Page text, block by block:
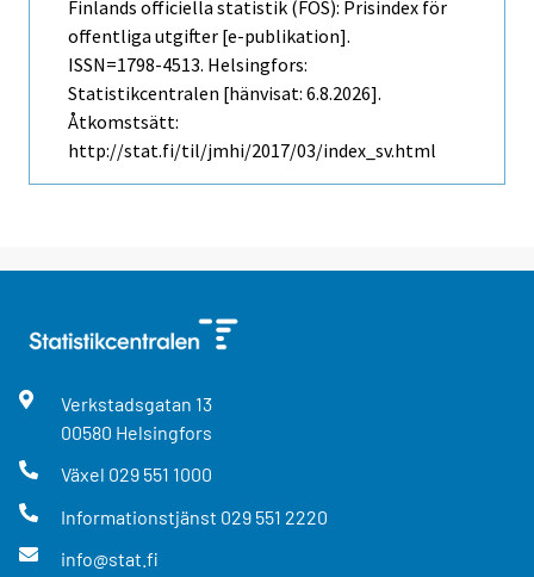
Finlands officiella statistik (FOS): Prisindex för
offentliga utgifter [e-publikation].
ISSN=1798-4513. Helsingfors:
Statistikcentralen [hänvisat: 6.8.2026].
Åtkomstsätt:
http://stat.fi/til/jmhi/2017/03/index_sv.html
Verkstadsgatan 13
00580 Helsingfors
Växel 029 551 1000
Informationstjänst 029 551 2220
info@stat.fi